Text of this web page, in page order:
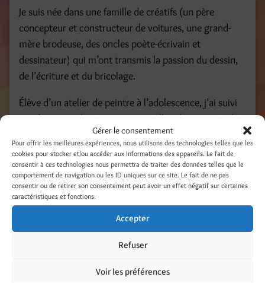
Gérer le consentement
Pour offrir les meilleures expériences, nous utilisons des technologies telles que les
cookies pour stocker et/ou accéder aux informations des appareils. Le fait de
consentir à ces technologies nous permettra de traiter des données telles que le
comportement de navigation ou les ID uniques sur ce site. Le fait de ne pas
consentir ou de retirer son consentement peut avoir un effet négatif sur certaines
caractéristiques et fonctions.
Accepter
Refuser
Voir les préférences
Je suis née dans une famille de créatifs (un père
concepteur et constructeur de voitures, une grand-
mère brodeuse, des oncles poète-écrivain et
dessinateur) qui m’ont transmis la passion du dessin,
de l’écriture et du bricolage.
Élève d’un atelier de peintre à l’adolescence, j’ai suivi
une formation littéraire, enseigné l’anglais puis étudié
aux Beaux-Arts l’illustration, les arts plastiques et la
photo.
Depuis plus de 20 ans, je crée pour la presse magazine
et l’édition du « faire soi-même » et collabore avec des
fabricants de fils, papiers, peinture.
Fidèle à la philosophie du voyage héritée de mon
enfance, pratiquant plusieurs langues, je mène des
missions pour mes clients à l’étranger et travaille avec